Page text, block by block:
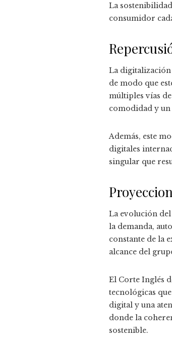
La
consumidor
La
de modo que
múltiples vías
comodidad y
Además, este
digitales
singular que
La evolución
la demanda,
constante de la
alcance del
El Corte Inglés
tecnológicas
digital y una
donde la
sostenible.